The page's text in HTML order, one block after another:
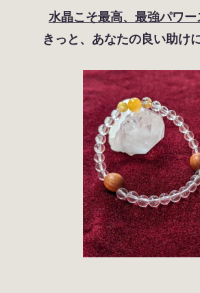
水晶こそ最高、最強パワー
きっと、あなたの良い助け